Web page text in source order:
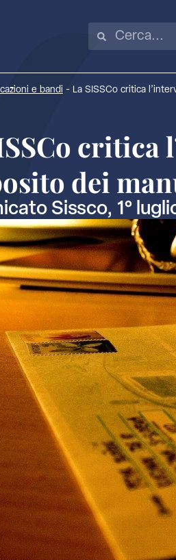
e bandi - La SISSCo critica
dei
Sissco, 1°